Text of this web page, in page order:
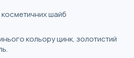
косметичних шайб
кольору цинк, золотистий